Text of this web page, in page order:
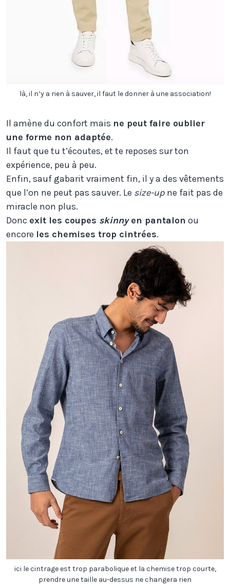
là, il n’y a rien à sauver, il faut le donner à une association!
Il amène du confort mais ne peut faire oublier
une forme non adaptée.
Il faut que tu t’écoutes, et te reposes sur ton
expérience, peu à peu.
Enfin, sauf gabarit vraiment fin, il y a des vêtements
que l’on ne peut pas sauver. Le size-up ne fait pas de
miracle non plus.
Donc exit les coupes skinnyen pantalon ou
encore les chemises trop cintrées.
ici le cintrage est trop parabolique et la chemise trop courte,
prendre une taille au-dessus ne changera rien